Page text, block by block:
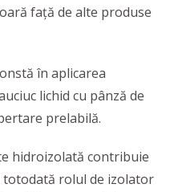
față de alte produse
în aplicarea
lichid cu pânză de
prelabilă.
hidroizolată contribuie
totodată rolul de izolator